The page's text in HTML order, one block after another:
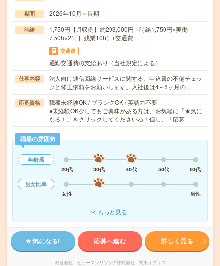
期間 2026年10月～長期
時給
1,750円【月収例】約293,000円（時給1,750円×実働
7.50h×21日+残業10h）+交通費
交通費
通勤交通費の支給あり（当社規定による）
仕事内容
法人向け通信回線サービスに関する、申込書の不備チェッ
クと修正依頼をお願いします。入社後は4～6ヶ月の…
応募資格
職種未経験OK / ブランクOK / 英語力不要
●未経験OK少しでもご興味がある方は、お気軽に「★気に
なる！」をクリックしてくださいね！但し、「応募…
職場の雰囲気
年齢層
20代
30代 40代 50代
60代
男女比率
女性
男性
もっと見る
気になる! 応募へ進む 詳しく見る
派遣会社 ヒューマンリソシア株式会社 関東オフィス